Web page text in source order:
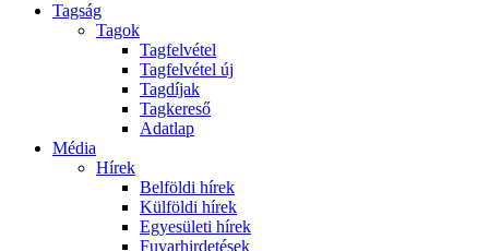
Tagság
Tagok
Tagfelvétel
Tagfelvétel új
Tagdíjak
Tagkereső
Adatlap
Média
Hírek
Belföldi hírek
Külföldi hírek
Egyesületi hírek
Fuvarhirdetések